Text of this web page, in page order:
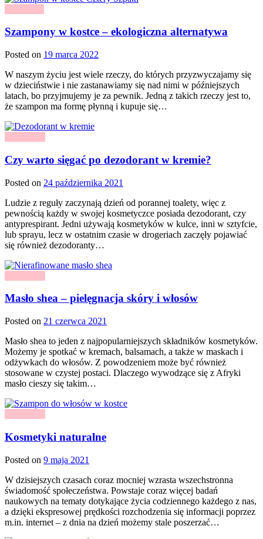
Szampony w kostce – ekologiczna alternatywa
Posted on 19 marca 2022
W naszym życiu jest wiele rzeczy, do których przyzwyczajamy się
w dzieciństwie i nie zastanawiamy się nad nimi w późniejszych
latach, bo przyjmujemy je za pewnik. Jedną z takich rzeczy jest to,
że szampon ma formę płynną i kupuje się…
Czy warto sięgać po dezodorant w kremie?
Posted on 24 października 2021
Ludzie z reguły zaczynają dzień od porannej toalety, więc z
pewnością każdy w swojej kosmetyczce posiada dezodorant, czy
antyprespirant. Jedni używają kosmetyków w kulce, inni w sztyfcie,
lub sprayu, lecz w ostatnim czasie w drogeriach zaczęły pojawiać
się również dezodoranty…
Masło shea – pielęgnacja skóry i włosów
Posted on 21 czerwca 2021
Masło shea to jeden z najpopularniejszych składników kosmetyków.
Możemy je spotkać w kremach, balsamach, a także w maskach i
odżywkach do włosów. Z powodzeniem może być również
stosowane w czystej postaci. Dlaczego wywodzące się z Afryki
masło cieszy się takim…
Kosmetyki naturalne
Posted on 9 maja 2021
W dzisiejszych czasach coraz mocniej wzrasta wszechstronna
świadomość społeczeństwa. Powstaje coraz więcej badań
naukowych na tematy dotykające życia codziennego każdego z nas,
a dzięki ekspresowej prędkości rozchodzenia się informacji poprzez
m.in. internet – z dnia na dzień możemy stale poszerzać…